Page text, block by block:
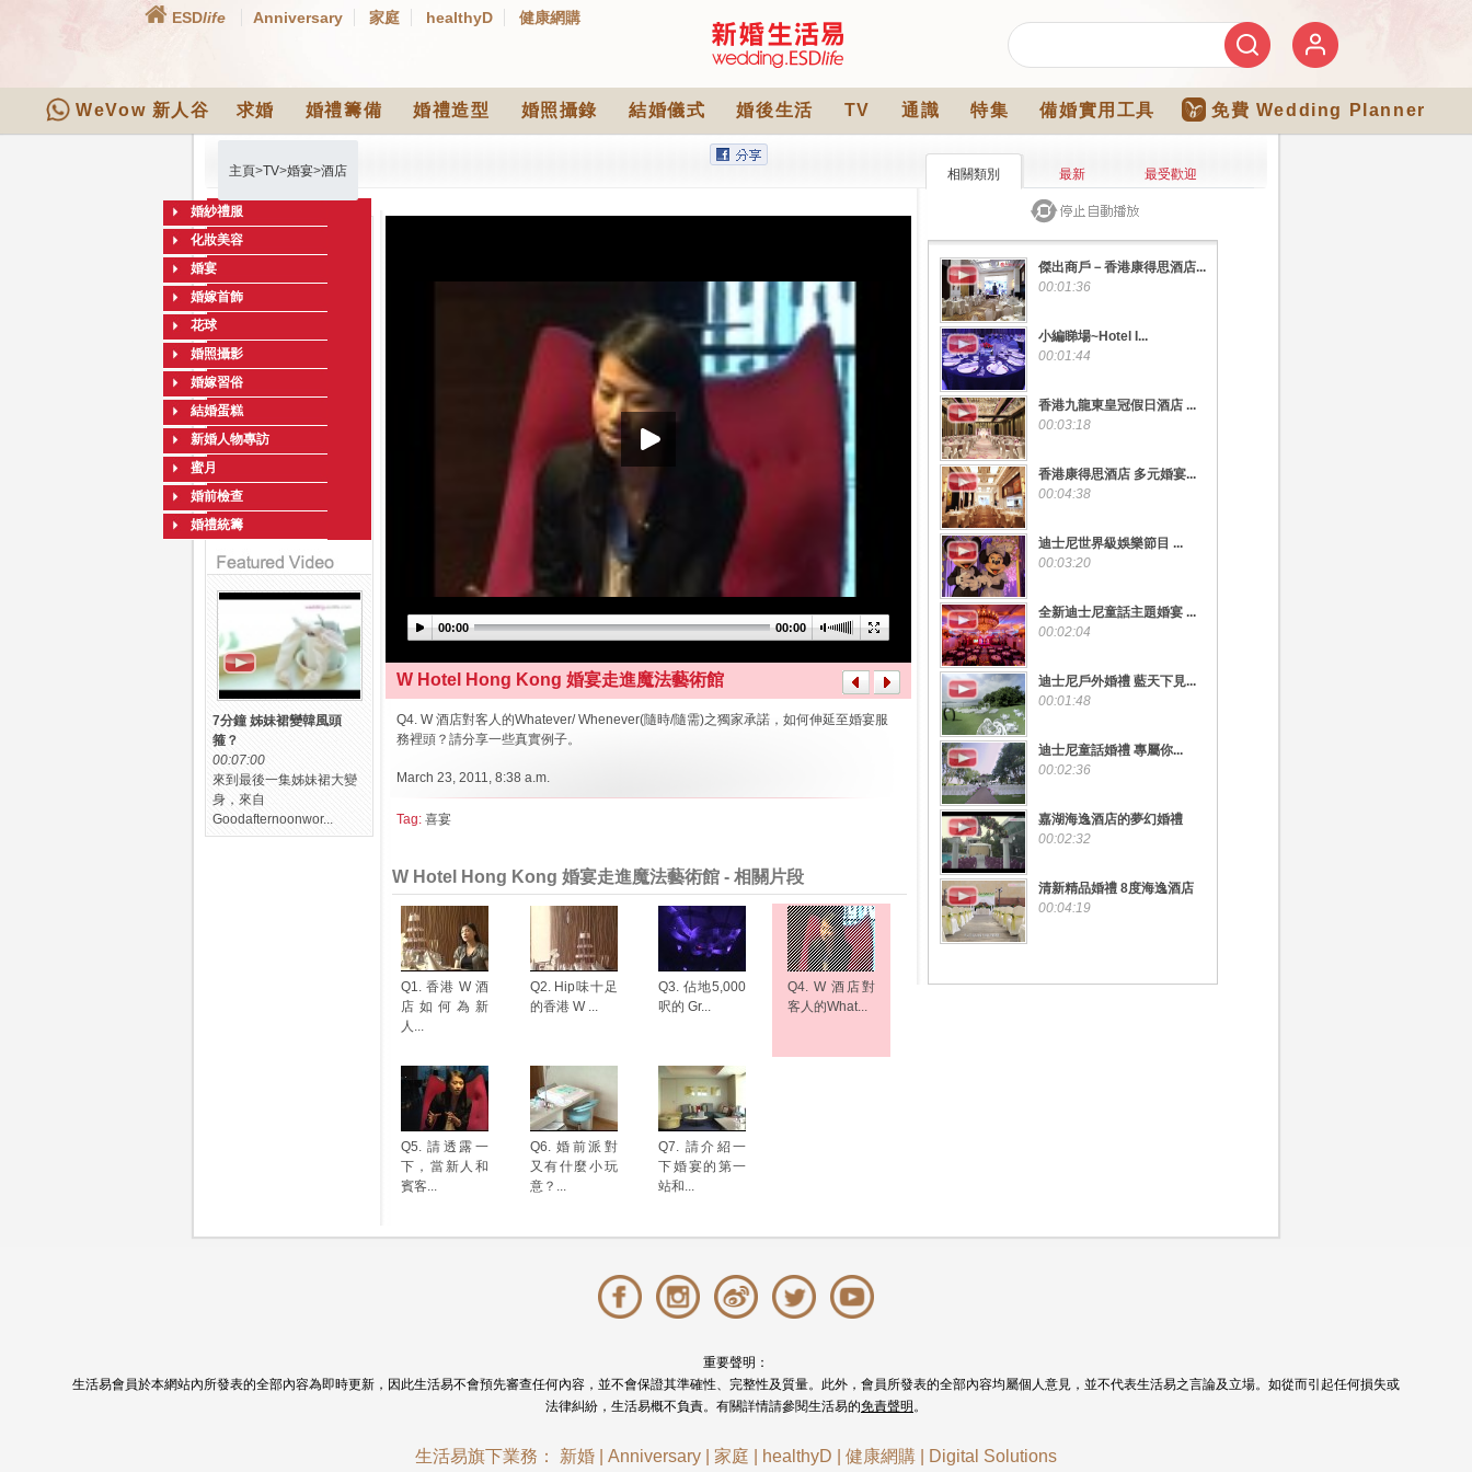
ESDlife Anniversary 家庭 healthyD 健康網購
WeVow 新人谷 求婚 婚禮籌備 婚禮造型 婚照攝錄 結婚儀式 婚後生活 TV 通識 特集 備婚實用工具 免費 Wedding Planner
主頁>TV>婚宴>酒店 相關類別 最新 最受歡迎
婚紗禮服
化妝美容
婚宴
婚嫁首飾
花球
婚照攝影
婚嫁習俗
結婚蛋糕
新婚人物專訪
蜜月
婚前檢查
婚禮統籌
7分鐘 姊妹裙變韓風頭
箍？
00:07:00
來到最後一集姊妹裙大變
身，來自
Goodafternoonwor...
00:00 00:00
W Hotel Hong Kong 婚宴走進魔法藝術館
March 23, 2011, 8:38 a.m.
Q4. W 酒店對客人的Whatever/ Whenever(隨時/隨需)之獨家承諾，如何伸延至婚宴服
務裡頭？請分享一些真實例子。
Tag: 喜宴
W Hotel Hong Kong 婚宴走進魔法藝術館 - 相關片段
Q1. 香港 W 酒
店如何為新
人...
Q2. Hip味十足
的香港 W ...
Q3. 佔地5,000
呎的 Gr...
Q4. W 酒店對
客人的What...
Q5. 請透露一
下，當新人和
賓客...
Q6. 婚前派對
又有什麼小玩
意？...
Q7. 請介紹一
下婚宴的第一
站和...
傑出商戶－香港康得思酒店...
00:01:36
小編睇場~Hotel I...
00:01:44
香港九龍東皇冠假日酒店 ...
00:03:18
香港康得思酒店 多元婚宴...
00:04:38
迪士尼世界級娛樂節目 ...
00:03:20
全新迪士尼童話主題婚宴 ...
00:02:04
迪士尼戶外婚禮 藍天下見...
00:01:48
迪士尼童話婚禮 專屬你...
00:02:36
嘉湖海逸酒店的夢幻婚禮
00:02:32
清新精品婚禮 8度海逸酒店
00:04:19
重要聲明：
生活易會員於本網站內所發表的全部內容為即時更新，因此生活易不會預先審查任何內容，並不會保證其準確性、完整性及質量。此外，會員所發表的全部內容均屬個人意見，並不代表生活易之言論及立場。如從而引起任何損失或
法律糾紛，生活易概不負責。有關詳情請參閱生活易的免責聲明 。
生活易旗下業務： 新婚 Anniversary 家庭 healthyD 健康網購 Digital Solutions